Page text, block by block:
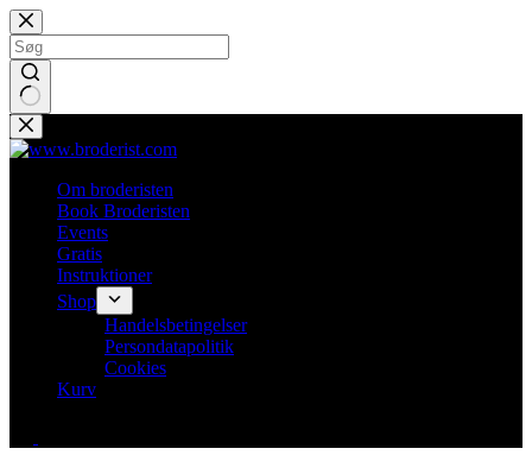
Fortsæt
til
indhold
Ingen
resultater
Om broderisten
Book Broderisten
Events
Gratis
Instruktioner
Shop
Handelsbetingelser
Persondatapolitik
Cookies
Kurv